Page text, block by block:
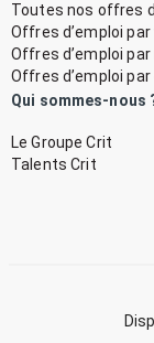
Toutes nos offres
Offres d’emploi par
Offres d’emploi
Offres d’emploi
Qui sommes-nous
Le Groupe Crit
Talents Crit